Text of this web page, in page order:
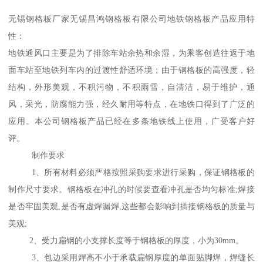
无锡钢格板厂家无锡昌鸿钢格板有限公司地铁钢格板产品应用特
性：
地铁通风口主要是为了排除车站余热和余湿，为乘客创造往返于地
面车站至地铁列车内的过渡性舒适环境；由于钢格板的高强度，轻
结构，外形美观，不积污物，不积雨雪，自清洁，易于维护，通
风，采光，防腐能力强，经久耐用等特点，在地铁口得到了广泛的
应用。本公司钢格板产品已经在多条地铁线上使用，广受客户好
评。
制作要求
1、所有材料必须严格按照采购要求进行采购，保证钢格板的
制作尺寸要求。钢格板在冲孔的时候要查看冲孔是否均匀标准;焊接
是否牢固美观,是否有虚焊漏焊,这些都会影响到插接钢格板的质量与
美观;
2、受力扁钢的小支撑长度等于钢格板的厚度，小为30mm。
3、包边采用焊高不小于承载扁钢厚度的单面贴脚焊，焊缝长